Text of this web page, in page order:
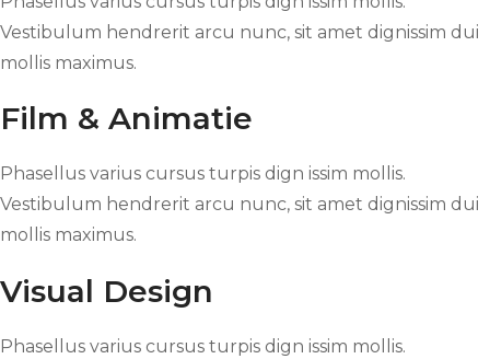
Vestibulum hendrerit arcu nunc, sit amet dignissim dui
mollis maximus.
Film & Animatie
Phasellus varius cursus turpis dign issim mollis.
Vestibulum hendrerit arcu nunc, sit amet dignissim dui
mollis maximus.
Visual Design
Phasellus varius cursus turpis dign issim mollis.